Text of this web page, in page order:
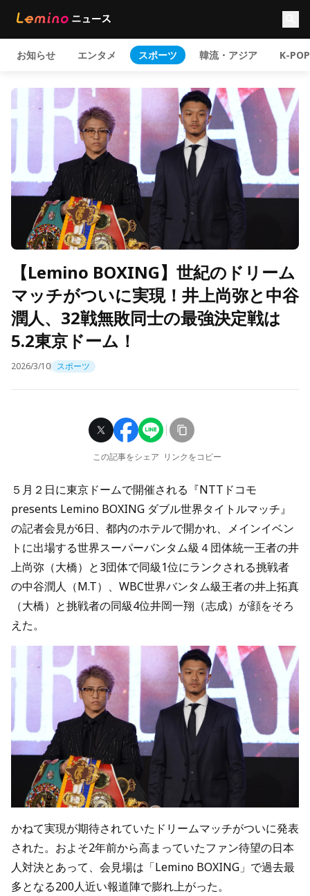
お知らせ エンタメ スポーツ 韓流・アジア K-POP
【Lemino BOXING】世紀のドリーム
マッチがついに実現！井上尚弥と中谷
潤人、32戦無敗同士の最強決定戦は
5.2東京ドーム！
2026/3/10 スポーツ
この記事をシェア リンクをコピー
５月２日に東京ドームで開催される『NTTドコモ
presents Lemino BOXING ダブル世界タイトルマッチ』
の記者会見が6日、都内のホテルで開かれ、メインイベン
トに出場する世界スーパーバンタム級４団体統一王者の井
上尚弥（大橋）と3団体で同級1位にランクされる挑戦者
の中谷潤人（M.T）、WBC世界バンタム級王者の井上拓真
（大橋）と挑戦者の同級4位井岡一翔（志成）が顔をそろ
えた。
かねて実現が期待されていたドリームマッチがついに発表
された。およそ2年前から高まっていたファン待望の日本
人対決とあって、会見場は「Lemino BOXING」で過去最
多となる200人近い報道陣で膨れ上がった。